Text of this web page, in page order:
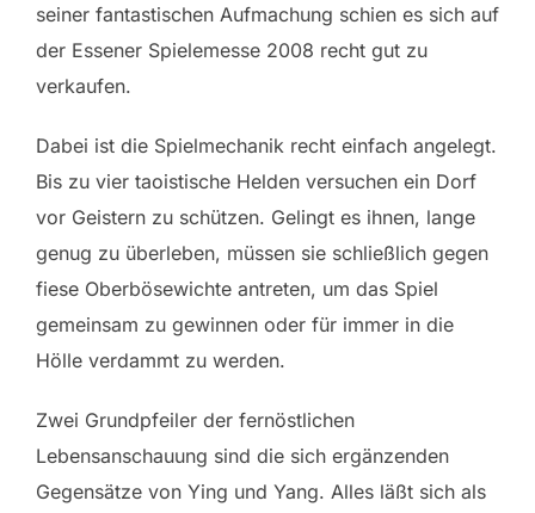
seiner fantastischen Aufmachung schien es sich auf
der Essener Spielemesse 2008 recht gut zu
verkaufen.
Dabei ist die Spielmechanik recht einfach angelegt.
Bis zu vier taoistische Helden versuchen ein Dorf
vor Geistern zu schützen. Gelingt es ihnen, lange
genug zu überleben, müssen sie schließlich gegen
fiese Oberbösewichte antreten, um das Spiel
gemeinsam zu gewinnen oder für immer in die
Hölle verdammt zu werden.
Zwei Grundpfeiler der fernöstlichen
Lebensanschauung sind die sich ergänzenden
Gegensätze von Ying und Yang. Alles läßt sich als